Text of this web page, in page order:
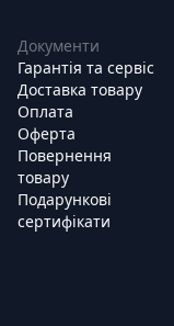
Документи
Гарантія та сервіс
Доставка товару
Оплата
Оферта
Повернення
товару
Подарункові
сертифікати